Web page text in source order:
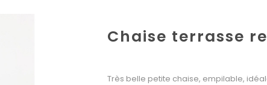
Chaise terrasse
Très belle petite chaise, empilable,